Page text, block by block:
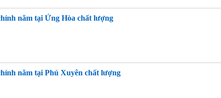
năm tại Ứng Hòa chất lượng
năm tại Phú Xuyên chất lượng